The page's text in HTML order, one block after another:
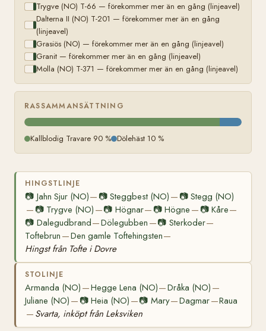
Trygve (NO) T-66 — förekommer mer än en gång (linjeavel)
Dalterna II (NO) T-201 — förekommer mer än en gång
(linjeavel)
Grasiös (NO) — förekommer mer än en gång (linjeavel)
Granit — förekommer mer än en gång (linjeavel)
Molla (NO) T-371 — förekommer mer än en gång (linjeavel)
RASSAMMANSÄTTNING
Kallblodig Travare 90 % Dölehäst 10 %
HINGSTLINJE
📷 Jahn Sjur (NO)— 📷Steggbest (NO) — 📷 Stegg (NO)
— 📷 Trygve (NO) —📷 Högnar— 📷Högne — 📷 Kåre—
📷 Dalegudbrand—Dölegubben —📷 Sterkoder—
Toftebrun —Den gamle Toftehingsten—
Hingst från Tofte i Dovre
STOLINJE
Armanda (NO) —Hegge Lena (NO)—Dråka (NO) —
Juliane (NO) — 📷Heia (NO) —📷 Mary—Dagmar—Raua
— Svarta, inköpt från Leksviken